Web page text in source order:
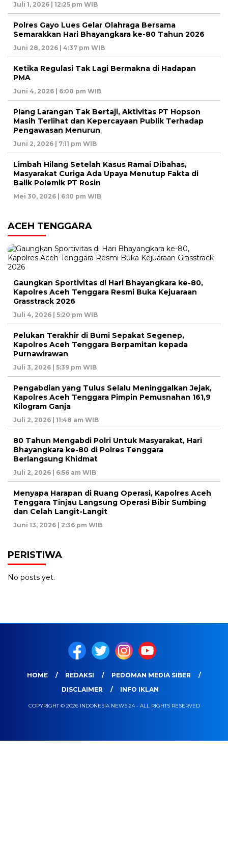
Juli 1, 2026 | 12:25 pm WIB
Polres Gayo Lues Gelar Olahraga Bersama
Semarakkan Hari Bhayangkara ke-80 Tahun 2026
Juni 28, 2026 | 4:37 pm WIB
Ketika Regulasi Tak Lagi Bermakna di Hadapan
PMA
Juni 4, 2026 | 6:00 pm WIB
Plang Larangan Tak Bertaji, Aktivitas PT Hopson
Masih Terlihat dan Kepercayaan Publik Terhadap
Pengawasan Menurun
Juni 2, 2026 | 7:11 pm WIB
Limbah Hilang Setelah Kasus Ramai Dibahas,
Masyarakat Curiga Ada Upaya Menutup Fakta di
Balik Polemik PT Rosin
Mei 30, 2026 | 6:10 pm WIB
ACEH TENGGARA
Gaungkan Sportivitas di Hari Bhayangkara ke-80,
Kapolres Aceh Tenggara Resmi Buka Kejuaraan
Grasstrack 2026
Juli 4, 2026 | 5:20 pm WIB
Pelukan Terakhir di Bumi Sepakat Segenep,
Kapolres Aceh Tenggara Berpamitan kepada
Purnawirawan
Juli 3, 2026 | 5:39 pm WIB
Pengabdian yang Tulus Selalu Meninggalkan Jejak,
Kapolres Aceh Tenggara Pimpin Pemusnahan 161,9
Kilogram Ganja
Juli 2, 2026 | 11:48 am WIB
80 Tahun Mengabdi Polri Untuk Masyarakat, Hari
Bhayangkara ke-80 di Polres Tenggara
Berlangsung Khidmat
Juli 2, 2026 | 6:56 am WIB
Menyapa Harapan di Ruang Operasi, Kapolres Aceh
Tenggara Tinjau Langsung Operasi Bibir Sumbing
dan Celah Langit-Langit
Juni 13, 2026 | 2:36 pm WIB
PERISTIWA
No posts yet.
HOME REDAKSI
PEDOMAN MEDIA SIBER
DISCLAIMER
INFO IKLAN
COPYRIGHT © 2026 INDONESIA NEWS 24 - ALL RIGHTS RESERVED